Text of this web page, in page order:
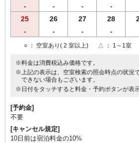
- - - -
25
-
26
-
27
-
28
-
○ ： 空室あり( 2 室以上) △ ： 1～1室
※料金は消費税込み価格です。
※上記の表示は、空室検索の照会時点の状況
できない場合もございます。
※日付をタッチすると料金・予約ボタンが表示
[予約金]
不要
[キャンセル規定]
10日前は宿泊料金の10%